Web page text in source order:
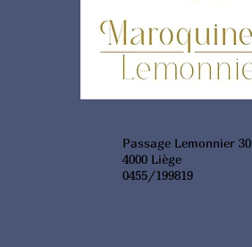
Passage Lemonnier 30
4000 Liège
0455/199819